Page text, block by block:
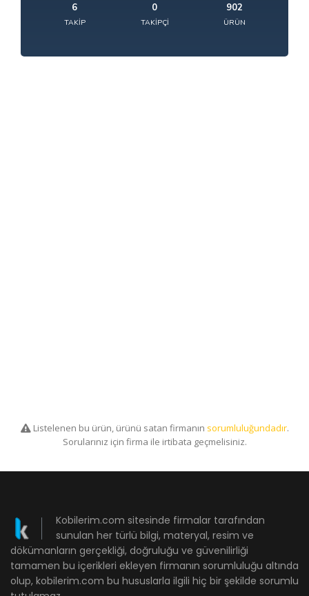
6
TAKIP
0
TAKIPÇI
902
ÜRÜN
Listelenen bu ürün, ürünü satan firmanın sorumluluğundadır.
Sorularınız için firma ile irtibata geçmelisiniz.
Kobilerim.com sitesinde firmalar tarafından
sunulan her türlü bilgi, materyal, resim ve
dökümanların gerçekliği, doğruluğu ve güvenilirliği
tamamen bu içerikleri ekleyen firmanın sorumluluğu altında
olup, kobilerim.com bu hususlarla ilgili hiç bir şekilde sorumlu